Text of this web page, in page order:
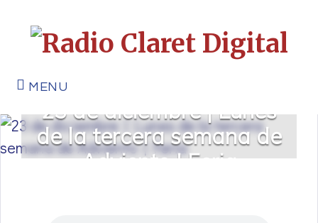
MENU
23 de diciembre | Lunes
de la tercera semana de
Adviento | Feria